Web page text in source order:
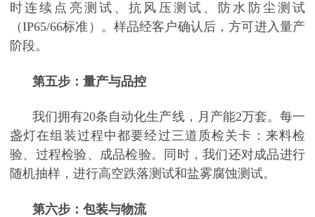
时连续点亮测试、抗风压测试、防水防尘测试
（IP65/66标准）。样品经客户确认后，方可进入量产
阶段。
第五步：量产与品控
我们拥有20条自动化生产线，月产能2万套。每一
盏灯在组装过程中都要经过三道质检关卡：来料检
验、过程检验、成品检验。同时，我们还对成品进行
随机抽样，进行高空跌落测试和盐雾腐蚀测试。
第六步：包装与物流